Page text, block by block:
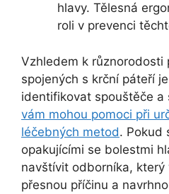
hlavy. Tělesná
roli v prevenci
Vzhledem k různorodosti
spojených s krční páteří
identifikovat spouštěče a
vám mohou pomoci při
léčebných metod. Pokud
opakujícími se bolestmi
navštívit odborníka,
přesnou příčinu a